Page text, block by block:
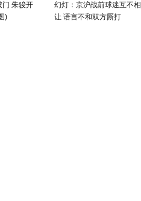
门 朱骏开
)
幻灯：京沪战前球迷互不相
让 语言不和双方厮打